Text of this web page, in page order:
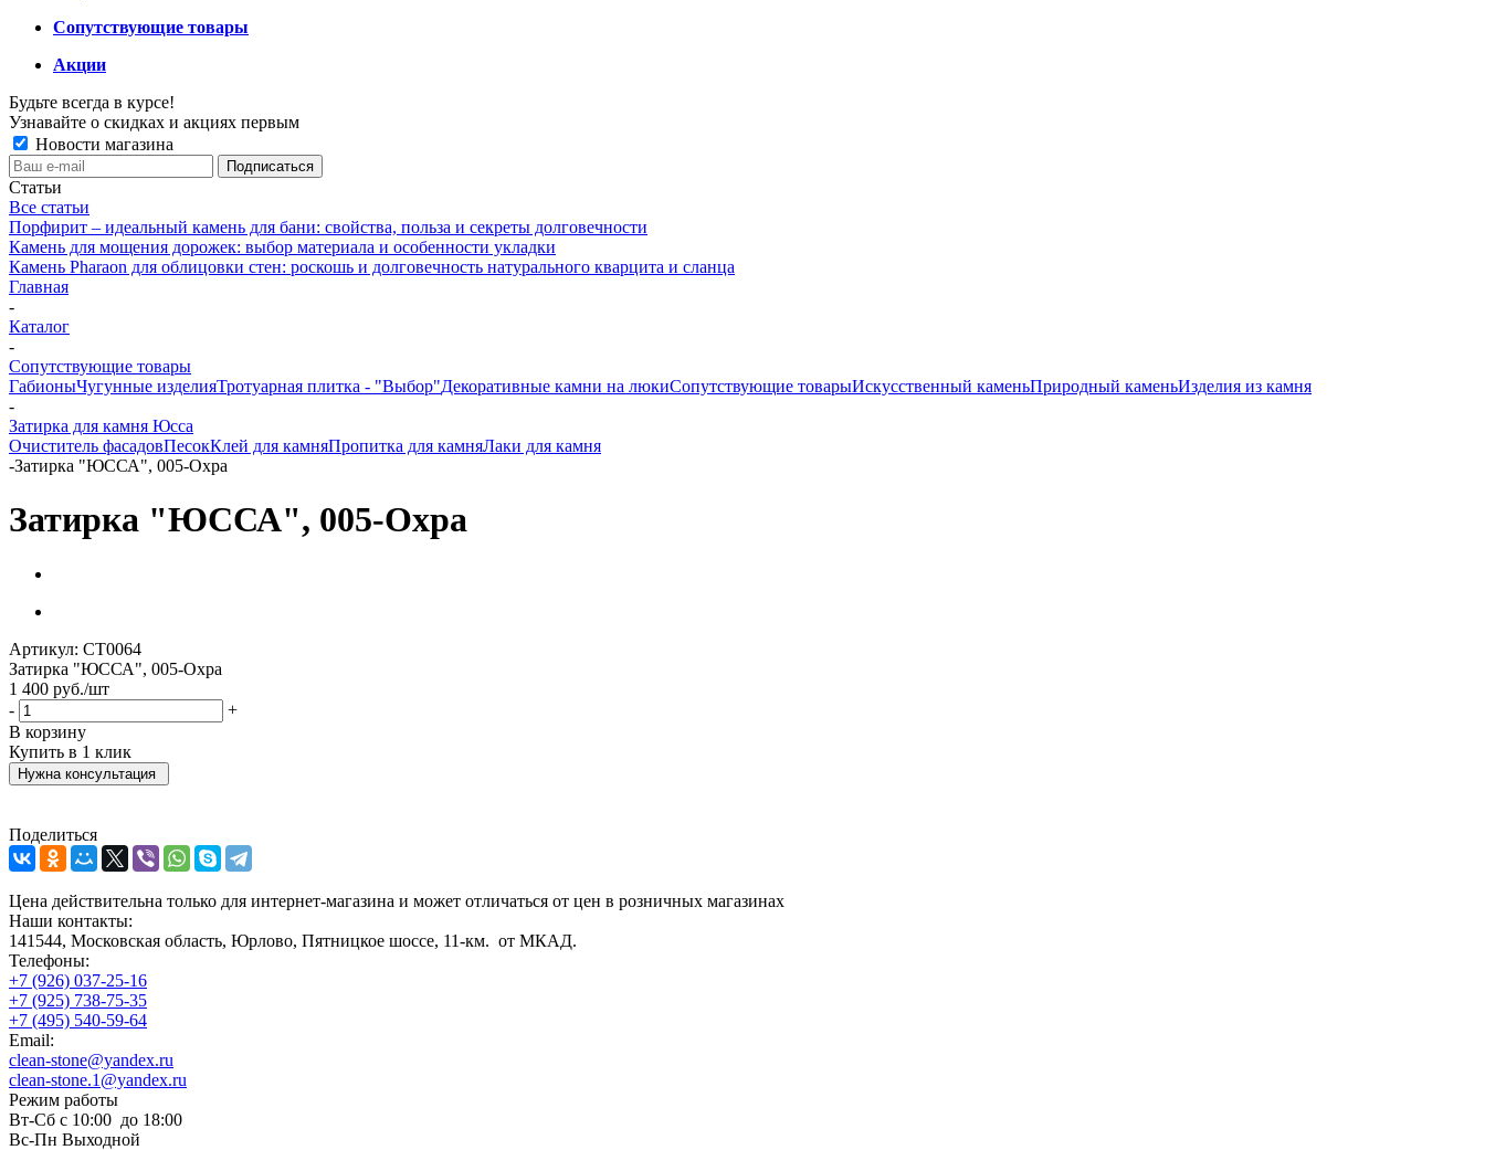
Сопутствующие товары
Акции
Будьте всегда в курсе!
Узнавайте о скидках и акциях первым
Новости магазина
Статьи
Все статьи
Порфирит – идеальный камень для бани: свойства, польза и секреты долговечности
Камень для мощения дорожек: выбор материала и особенности укладки
Камень Pharaon для облицовки стен: роскошь и долговечность натурального кварцита и сланца
Главная
-
Каталог
-
Сопутствующие товары
ГабионыЧугунные изделияТротуарная плитка - "Выбор"Декоративные камни на люкиСопутствующие товарыИскусственный каменьПриродный каменьИзделия из камня
-
Затирка для камня Юсса
Очиститель фасадовПесокКлей для камняПропитка для камняЛаки для камня
-Затирка "ЮССА", 005-Охра
Затирка "ЮССА", 005-Охра
Артикул: СТ0064
Затирка "ЮССА", 005-Охра
1 400 руб./шт
-
+
В корзину
Купить в 1 клик
Нужна консультация
Поделиться
Цена действительна только для интернет-магазина и может отличаться от цен в розничных магазинах
Наши контакты:
141544, Московская область, Юрлово, Пятницкое шоссе, 11-км. от МКАД.
Телефоны:
+7 (926) 037-25-16
+7 (925) 738-75-35
+7 (495) 540-59-64
Email:
clean-stone@yandex.ru
clean-stone.1@yandex.ru
Режим работы
Вт-Сб с 10:00 до 18:00
Вс-Пн Выходной